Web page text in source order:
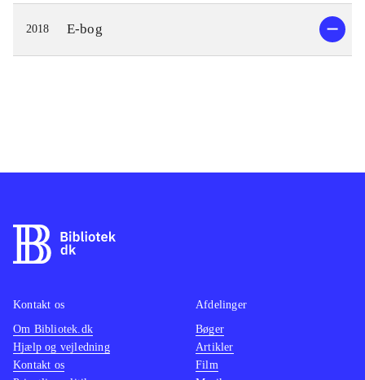
2018 E-bog
Kontakt os
Om Bibliotek.dk
Hjælp og vejledning
Kontakt os
Afdelinger
Bøger
Artikler
Film